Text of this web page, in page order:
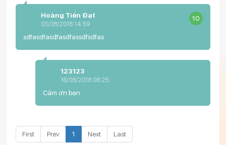
Hoàng Tiến Đạt
03/08/2018 14:59
10
sdfasdfasdfasdfassdfsdfas
123123
16/08/2018 08:25
Cảm ơn bạn
First Prev 1 Next Last